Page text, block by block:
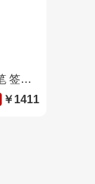
威迪文（WATERMAN）宝珠笔 签字笔 商务办公送礼男女生日礼物 EXPERT豪华石英灰宝珠笔
￥1411